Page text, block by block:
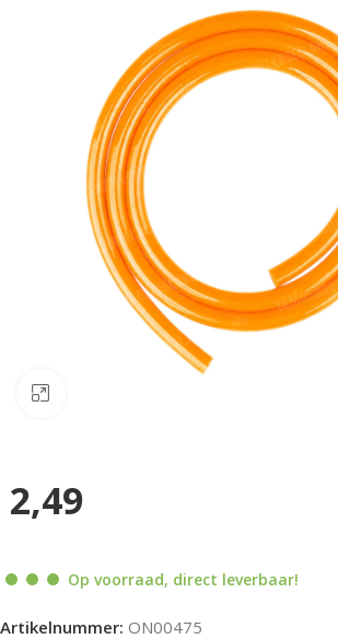
2,49
Op voorraad, direct leverbaar!
Artikelnummer: ON00475